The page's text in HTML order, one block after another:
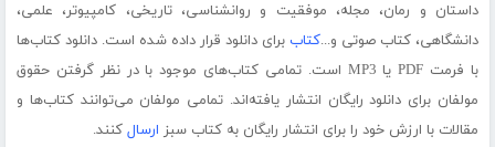
داستان و رمان، مجله، موفقیت و روانشناسی، تاریخی، کامپیوتر، علمی،
دانشگاهی، کتاب صوتی و...کتاب برای دانلود قرار داده شده است. دانلود کتاب‌ها
با فرمت PDF یا MP3 است. تمامی کتاب‌های موجود با در نظر گرفتن حقوق
مولفان برای دانلود رایگان انتشار یافته‌اند. تمامی مولفان می‌توانند کتاب‌ها و
مقالات با ارزش خود را برای انتشار رایگان به کتاب سبز ارسال کنند.